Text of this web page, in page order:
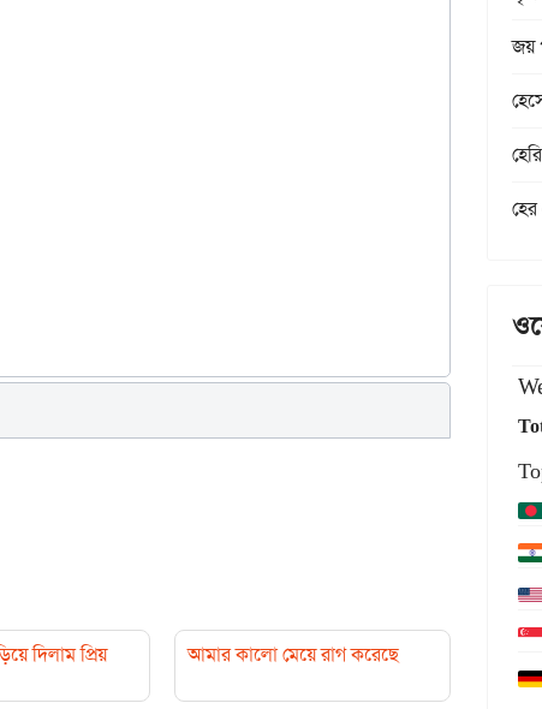
দিলাম প্রিয় আমার কালো মেয়ে রাগ করেছে
জয়